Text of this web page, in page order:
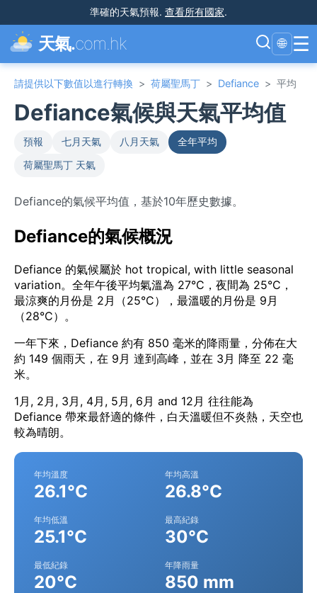
準確的天氣預報. 查看所有國家.
天氣.com.hk 🌐 ☰
請提供以下數值以進行轉換 > 荷屬聖馬丁 > Defiance > 平均
Defiance氣候與天氣平均值
預報 七月天氣 八月天氣
全年平均
荷屬聖馬丁 天氣
Defiance的氣候平均值，基於10年歷史數據。
Defiance的氣候概況
Defiance 的氣候屬於 hot tropical, with little seasonal
variation。全年午後平均氣溫為 27°C，夜間為 25°C，
最涼爽的月份是 2月（25°C），最溫暖的月份是 9月
（28°C）。
一年下來，Defiance 約有 850 毫米的降雨量，分佈在大
約 149 個雨天，在 9月 達到高峰，並在 3月 降至 22 毫
米。
1月, 2月, 3月, 4月, 5月, 6月 and 12月 往往能為
Defiance 帶來最舒適的條件，白天溫暖但不炎熱，天空也
較為晴朗。
年均溫度
26.1°C
年均高溫
26.8°C
年均低溫
25.1°C
最高紀錄
30°C
最低紀錄
20°C
年降雨量
850 mm